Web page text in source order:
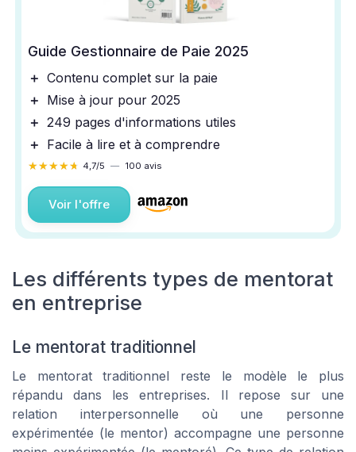
Guide Gestionnaire de Paie 2025
＋ Contenu complet sur la paie
＋ Mise à jour pour 2025
＋ 249 pages d'informations utiles
＋ Facile à lire et à comprendre
★★★★★
★★★★★ 4,7/5 — 100 avis
Voir l'offre
Les différents types de mentorat
en entreprise
Le mentorat traditionnel
Le mentorat traditionnel reste le modèle le plus
répandu dans les entreprises. Il repose sur une
relation interpersonnelle où une personne
expérimentée (le mentor) accompagne une personne